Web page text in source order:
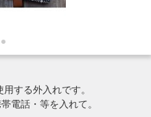
する外入れです。
電話・等を入れて。